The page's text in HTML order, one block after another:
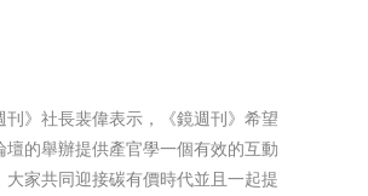
刊》社長裴偉表示，《鏡週刊》希望
壇的舉辦提供產官學一個有效的互動
大家共同迎接碳有價時代並且一起提